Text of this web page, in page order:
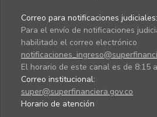
Correo para notificaciones judiciales:
Para el envío de notificaciones
habilitado el correo electrónico
El horario de este canal es de 8:15
Correo institucional:
super@superfinanciera.gov.co
Horario de atención